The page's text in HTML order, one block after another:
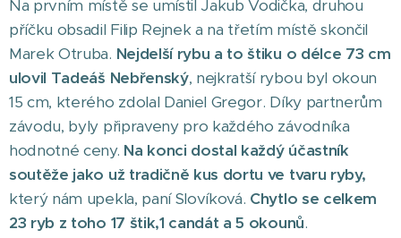
Na prvním místě se umístil Jakub Vodička, druhou
příčku obsadil Filip Rejnek a na třetím místě skončil
Marek Otruba. Nejdelší rybu a to štiku o délce 73 cm
ulovil Tadeáš Nebřenský, nejkratší rybou byl okoun
15 cm, kterého zdolal Daniel Gregor. Díky partnerům
závodu, byly připraveny pro každého závodníka
hodnotné ceny. Na konci dostal každý účastník
soutěže jako už tradičně kus dortu ve tvaru ryby,
který nám upekla, paní Slovíková. Chytlo se celkem
23 ryb z toho 17 štik,1 candát a 5 okounů.